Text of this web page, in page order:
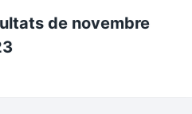
de novembre